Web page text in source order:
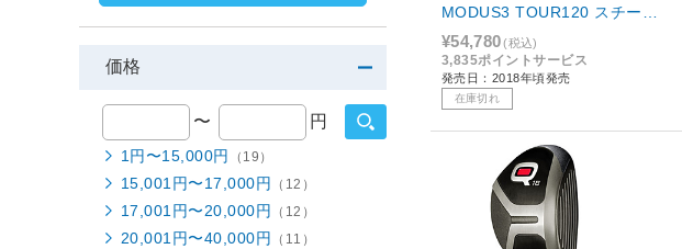
MODUS3 TOUR120 スチール
シャフト》S
¥54,780(税込)
3,835ポイントサービス
発売日：2018年頃発売
在庫切れ
価格
〜 円
1円〜15,000円 （19）
15,001円〜17,000円 （12）
17,001円〜20,000円 （12）
20,001円〜40,000円 （11）